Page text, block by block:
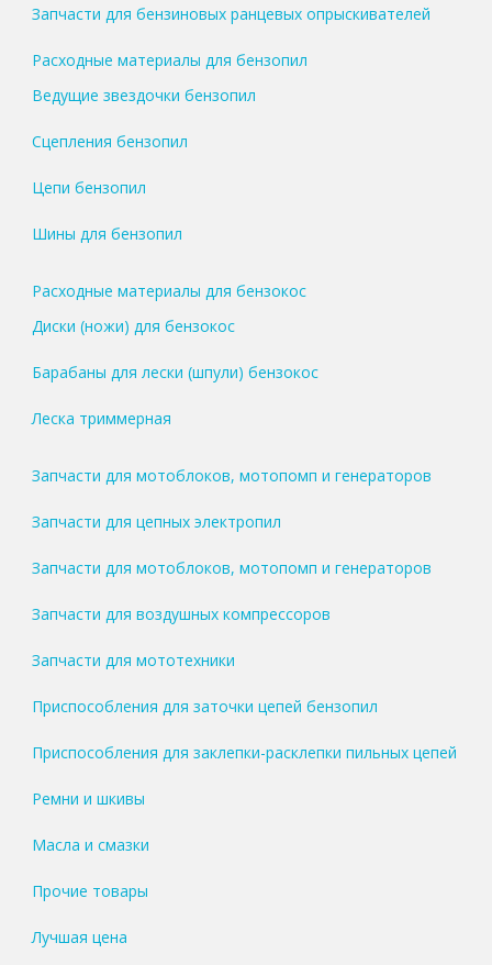
Запчасти для бензиновых ранцевых опрыскивателей
Расходные материалы для бензопил
Ведущие звездочки бензопил
Сцепления бензопил
Цепи бензопил
Шины для бензопил
Расходные материалы для бензокос
Диски (ножи) для бензокос
Барабаны для лески (шпули) бензокос
Леска триммерная
Запчасти для мотоблоков, мотопомп и генераторов
Запчасти для цепных электропил
Запчасти для мотоблоков, мотопомп и генераторов
Запчасти для воздушных компрессоров
Запчасти для мототехники
Приспособления для заточки цепей бензопил
Приспособления для заклепки-расклепки пильных цепей
Ремни и шкивы
Масла и смазки
Прочие товары
Лучшая цена